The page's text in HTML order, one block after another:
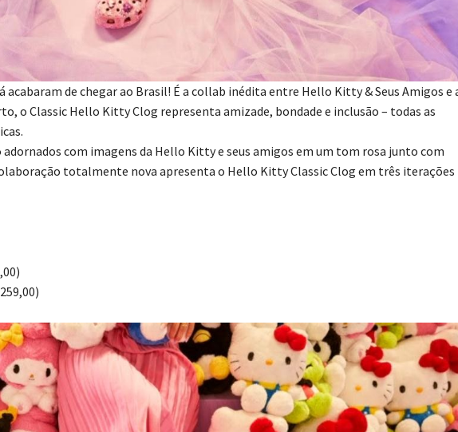
acabaram de chegar ao Brasil! É a collab inédita entre Hello Kitty & Seus Amigos e
o Classic Hello Kitty Clog representa amizade, bondade e inclusão – todas as
com imagens da Hello Kitty e seus amigos em um tom rosa junto com
totalmente nova apresenta o Hello Kitty Classic Clog em três iterações